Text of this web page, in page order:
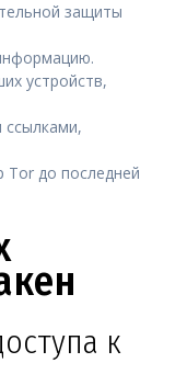
защиты
устройств,
ссылками,
Tor до последней
к